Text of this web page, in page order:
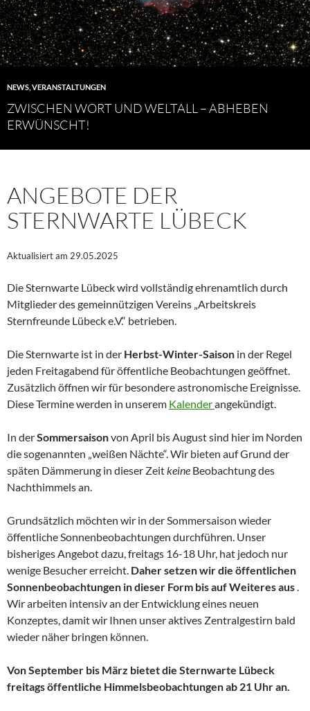
NEWS VERANSTALTUNGEN
ZWISCHEN WORT UND WELTALL – ABHEBEN
ERWÜNSCHT!
ANGEBOTE DER
STERNWARTE LÜBECK
Aktualisiert am 29.05.2025
Die Sternwarte Lübeck wird vollständig ehrenamtlich durch
Mitglieder des gemeinnützigen Vereins „Arbeitskreis
Sternfreunde Lübeck e.V.“ betrieben.
Die Sternwarte ist in der Herbst-Winter-Saison in der Regel
jeden Freitagabend für öffentliche Beobachtungen geöffnet.
Zusätzlich öffnen wir für besondere astronomische Ereignisse.
Diese Termine werden in unserem Kalenderangekündigt.
In derSommersaisonvon April bis August sind hier im Norden
die sogenannten „weißen Nächte“. Wir bieten auf Grund der
späten Dämmerung in dieser Zeitkeine Beobachtung des
Nachthimmels an.
Grundsätzlich möchten wir in der Sommersaison wieder
öffentliche Sonnenbeobachtungen durchführen. Unser
bisheriges Angebot dazu, freitags 16-18 Uhr, hat jedoch nur
wenige Besucher erreicht. Daher setzen wir die öffentlichen
Sonnenbeobachtungen in dieser Form bis auf Weiteres aus.
Wir arbeiten intensiv an der Entwicklung eines neuen
Konzeptes, damit wir Ihnen unser aktives Zentralgestirn bald
wieder näher bringen können.
Von September bis März bietet die Sternwarte Lübeck
freitags öffentliche Himmelsbeobachtungen ab 21 Uhr an.